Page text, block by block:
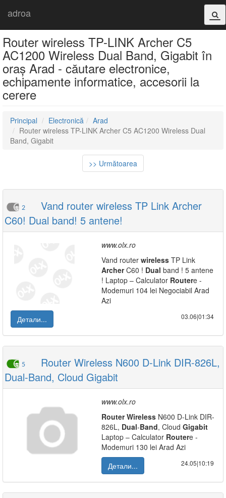
adroa
Router wireless TP-LINK Archer C5
AC1200 Wireless Dual Band, Gigabit în
oraș Arad - căutare electronice,
echipamente informatice, accesorii la
cerere
Principal Electronică
Arad
Router wireless TP-LINK Archer C5 AC1200 Wireless Dual
Band, Gigabit
>> Următoarea
2
Vand router wireless TP Link Archer
C60! Dual band! 5 antene!
www.olx.ro
Vand router wireless TP Link
ArcherC60 ! Dual band ! 5 antene
! Laptop – Calculator Routere -
Modemuri 104 lei Negociabil Arad
Azi
Детали...
03.06|01:34
5
Router Wireless N600 D-Link DIR-826L,
Dual-Band, Cloud Gigabit
www.olx.ro
Router Wireless N600 D-Link DIR-
826L, Dual-Band, Cloud Gigabit
Laptop – Calculator Routere -
Modemuri 130 lei Arad Azi
Детали...
24.05|10:19